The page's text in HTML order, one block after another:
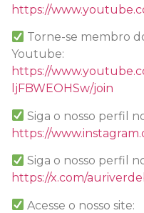
https://
Torne-se membro
Youtube:
https://
ljFBWEOHSw/join
Siga o nosso perfil
https://
Siga o nosso perfil
https://x.com/
Acesse o nosso site: